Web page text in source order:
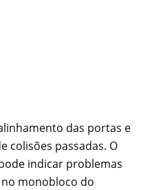
das portas e
colisões passadas. O
indicar problemas
monobloco do